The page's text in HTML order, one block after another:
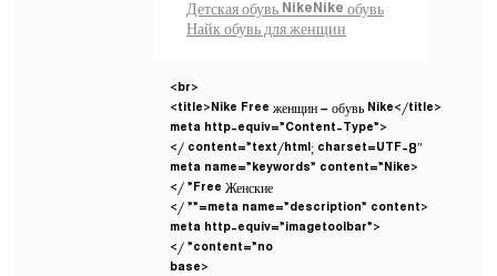
Детская обувь NikeNike обувь
Найк обувь для женщин
<br>
<title>Nike Free женщин – обувь Nike</title>
<meta http-equiv=”Content-Type”
content=”text/html; charset=UTF-8″ />
<meta name=”keywords” content=”Nike
Free Женские” />
<meta name=”description” content=”” />
<meta http-equiv=”imagetoolbar”
content=”no” />
<base